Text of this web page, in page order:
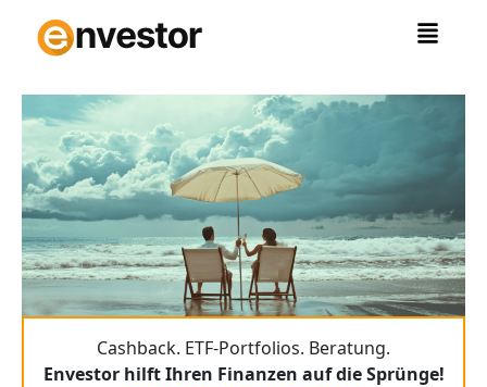
Inhalt
springen
Cashback. ETF-Portfolios. Beratung.
Envestor hilft Ihren Finanzen auf die Sprünge!